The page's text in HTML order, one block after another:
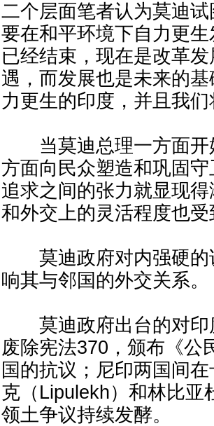
二个层面笔者认为莫迪
要在和平环境下自力更
已经结束，现在是改革
遇，而发展也是未来的
力更生的印度，并且我
当莫迪总理一方面开
方面向民众塑造和巩固
追求之间的张力就显现
和外交上的灵活程度也受
莫迪政府对内强硬的
响其与邻国的外交关系。
莫迪政府出台的对印
废除宪法370，颁布《公
国的抗议；尼印两国间
克（Lipulekh）和林比亚
领土争议持续发酵。